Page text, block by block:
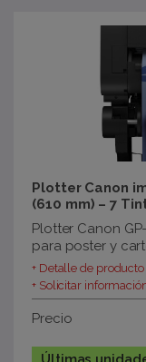
Plotter Canon
(610 mm) – 7
Plotter Canon
para poster y
+ Detalle de producto
+ Solicitar
Precio